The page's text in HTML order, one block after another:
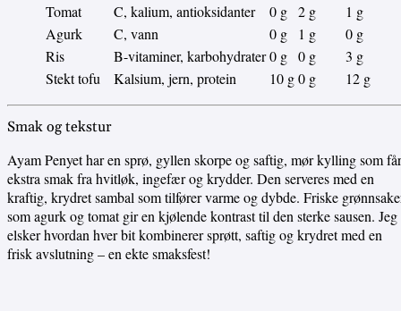
Tomat
C, kalium, antioksidanter 0 g 2 g
1 g
Agurk
C, vann 0 g 1 g
0 g
Ris
B-vitaminer, karbohydrater0 g 0 g
3 g
Stekt tofu
Kalsium, jern, protein 10 g0 g 12 g
Smak og tekstur
Ayam Penyet har en sprø, gyllen skorpe og saftig, mør kylling som får
ekstra smak fra hvitløk, ingefær og krydder. Den serveres med en
kraftig, krydret sambal som tilfører varme og dybde. Friske
som agurk og tomat gir en kjølende kontrast til den sterke sausen. Jeg
elsker hvordan hver bit kombinerer sprøtt, saftig og krydret med en
frisk avslutning – en ekte smaksfest!